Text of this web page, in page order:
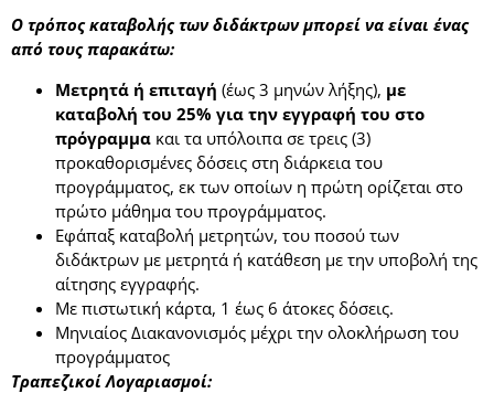
Ο τρόπος καταβολής των διδάκτρων μπορεί να είναι ένας
από τους παρακάτω:
Μετρητά ή επιταγή (έως 3 μηνών λήξης), με
καταβολή του 25% για την εγγραφή του στο
πρόγραμμα και τα υπόλοιπα σε τρεις (3)
προκαθορισμένες δόσεις στη διάρκεια του
προγράμματος, εκ των οποίων η πρώτη ορίζεται στο
πρώτο μάθημα του προγράμματος.
Εφάπαξ καταβολή μετρητών, του ποσού των
διδάκτρων με μετρητά ή κατάθεση με την υποβολή της
αίτησης εγγραφής.
Με πιστωτική κάρτα, 1 έως 6 άτοκες δόσεις.
Μηνιαίος Διακανονισμός μέχρι την ολοκλήρωση του
προγράμματος
Τραπεζικοί Λογαριασμοί: